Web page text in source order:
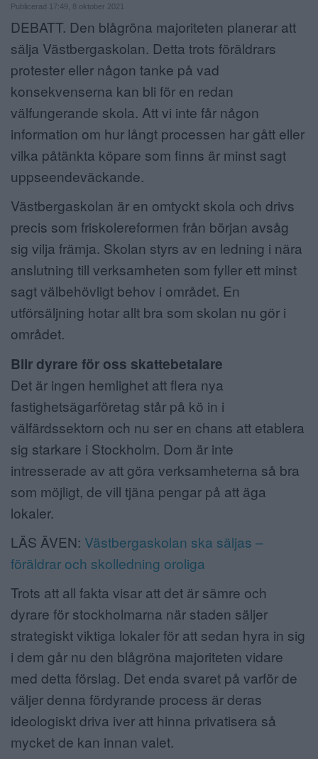
ANNONSERA
NÄRINGSLIV
MER
Publicerad 17:49, 8 oktober 2021
DEBATT. Den blågröna majoriteten planerar att
sälja Västbergaskolan. Detta trots föräldrars
protester eller någon tanke på vad
konsekvenserna kan bli för en redan
välfungerande skola. Att vi inte får någon
information om hur långt processen har gått eller
vilka påtänkta köpare som finns är minst sagt
uppseendeväckande.
Västbergaskolan är en omtyckt skola och drivs
precis som friskolereformen från början avsåg
sig vilja främja. Skolan styrs av en ledning i nära
anslutning till verksamheten som fyller ett minst
sagt välbehövligt behov i området. En
utförsäljning hotar allt bra som skolan nu gör i
området.
Blir dyrare för oss skattebetalare
Det är ingen hemlighet att flera nya
fastighetsägarföretag står på kö in i
välfärdssektorn och nu ser en chans att etablera
sig starkare i Stockholm. Dom är inte
intresserade av att göra verksamheterna så bra
som möjligt, de vill tjäna pengar på att äga
lokaler.
LÄS ÄVEN: Västbergaskolan ska säljas –
föräldrar och skolledning oroliga
Trots att all fakta visar att det är sämre och
dyrare för stockholmarna när staden säljer
strategiskt viktiga lokaler för att sedan hyra in sig
i dem går nu den blågröna majoriteten vidare
med detta förslag. Det enda svaret på varför de
väljer denna fördyrande process är deras
ideologiskt driva iver att hinna privatisera så
mycket de kan innan valet.